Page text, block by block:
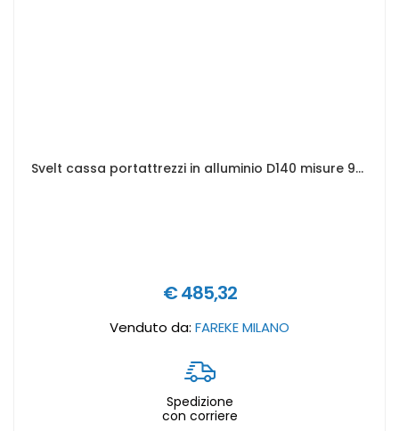
Svelt cassa portattrezzi in alluminio D140 misure 902 x 495 x 379 mm
€ 485,32
Venduto da: FAREKE MILANO
Spedizione
con corriere